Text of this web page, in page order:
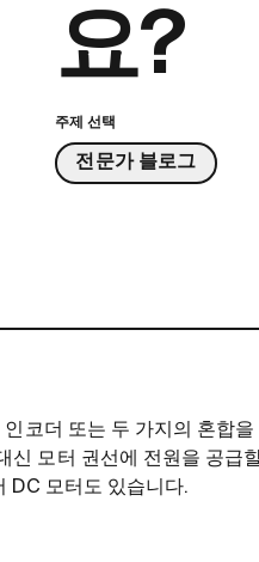
요?
주제 선택
전문가 블로그
코더 또는 두 가지의 혼합
모터 권선에 전원을 공급
DC 모터도 있습니다.